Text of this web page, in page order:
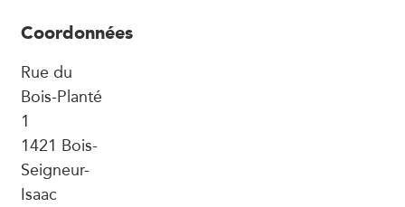
Coordonnées
Rue du
Bois-Planté
1
1421 Bois-
Seigneur-
Isaac